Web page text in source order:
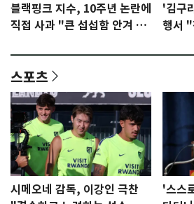
블랙핑크 지수, 10주년 논란에
직접 사과 "큰 섭섭함 안겨 미
'김구
행서 "
스포츠
시메오네 감독, 이강인 극찬
'스스